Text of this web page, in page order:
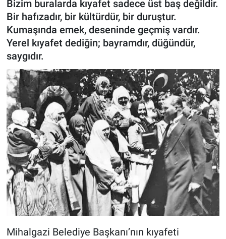
Bizim buralarda kıyafet sadece üst baş değildir.
Bir hafızadır, bir kültürdür, bir duruştur.
Kumaşında emek, deseninde geçmiş vardır.
Yerel kıyafet dediğin; bayramdır, düğündür,
saygıdır.
Mihalgazi Belediye Başkanı’nın kıyafeti
ASAYİŞ